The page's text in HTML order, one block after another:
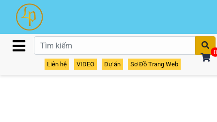
Liên hệ VIDEO Dự án Sơ Đồ Trang Web
0